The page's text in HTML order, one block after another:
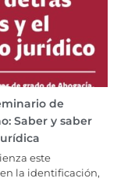
de
Saber y saber
este
la identificación,